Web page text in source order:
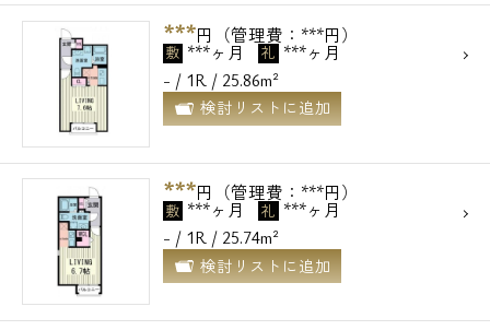
***円（管理費：***円）
敷 ***ヶ月 礼 ***ヶ月
- / 1R / 25.86m²
検討リストに追加
***円（管理費：***円）
敷 ***ヶ月 礼 ***ヶ月
- / 1R / 25.74m²
検討リストに追加